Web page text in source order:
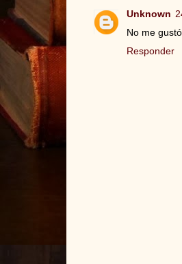
Unknown
No me
Responder